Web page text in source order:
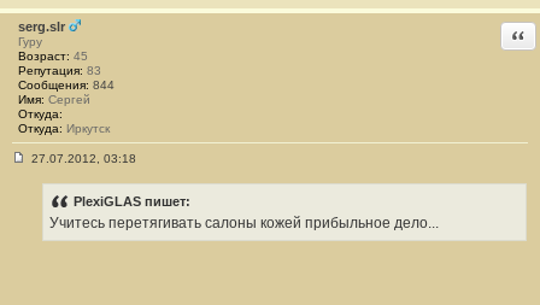
б
щ
е
н
и
е
#
3
4
serg.slr
Гуру
Возраст: 45
Репутация: 83
Сообщения: 844
Имя: Сергей
Откуда:
Откуда: Иркутск
27.07.2012, 03:18
PlexiGLAS пишет:
Учитесь перетягивать салоны кожей прибыльное дело...